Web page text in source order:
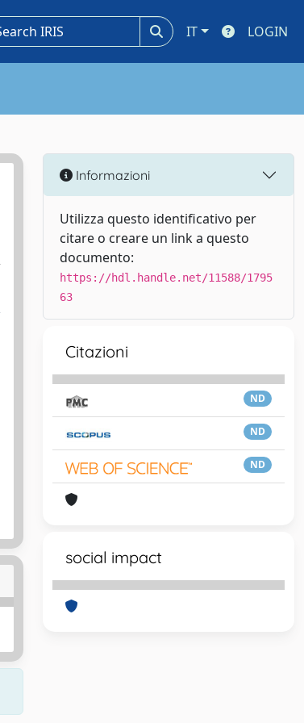
IT LOGIN
Informazioni
Utilizza questo identificativo per
citare o creare un link a questo
documento:
https://hdl.handle.net/11588/1795
63
Citazioni
ND
ND
ND
social impact